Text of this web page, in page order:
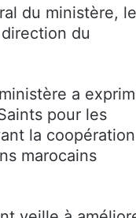
du ministère, le
du
a
pour les
la coopération
marocains